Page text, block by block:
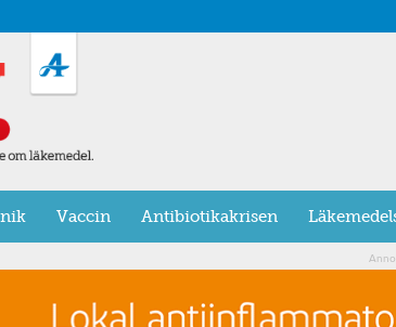
Vaccin Antibiotikakrisen